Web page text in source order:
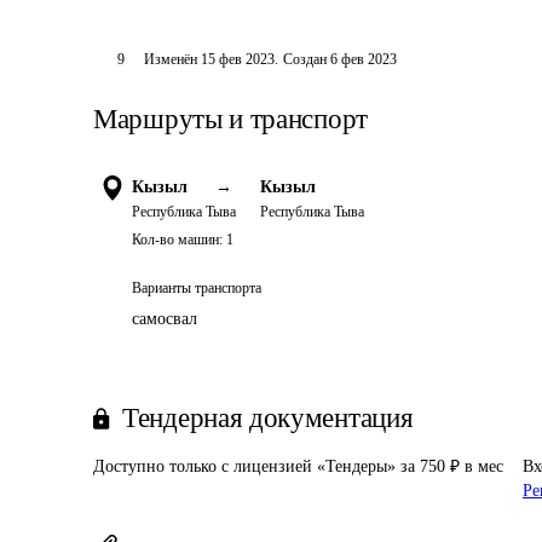
9 Изменён 15 фев 2023. Создан 6 фев 2023
Маршруты и транспорт
Кызыл →
Республика Тыва
Кызыл
Республика Тыва
Кол-во машин: 1
Варианты транспорта
самосвал
Тендерная документация
Доступно только с лицензией «Тендеры» за 750 ₽ в мес